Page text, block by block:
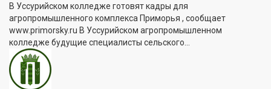
В Уссурийском колледже готовят кадры для
агропромышленного комплекса Приморья , сообщает
www.primorsky.ru В Уссурийском агропромышленном
колледже будущие специалисты сельского...